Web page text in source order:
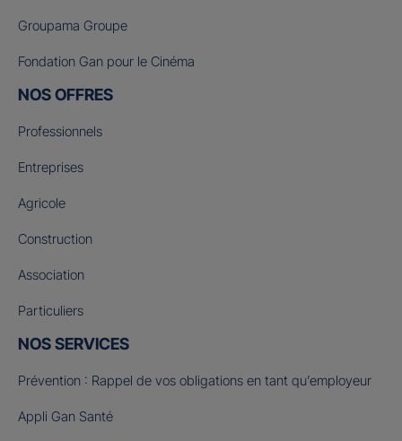
Groupama Groupe
Fondation Gan pour le Cinéma
NOS OFFRES
Professionnels
Entreprises
Agricole
Construction
Association
Particuliers
NOS SERVICES
Prévention : Rappel de vos obligations en tant qu’employeur
Appli Gan Santé